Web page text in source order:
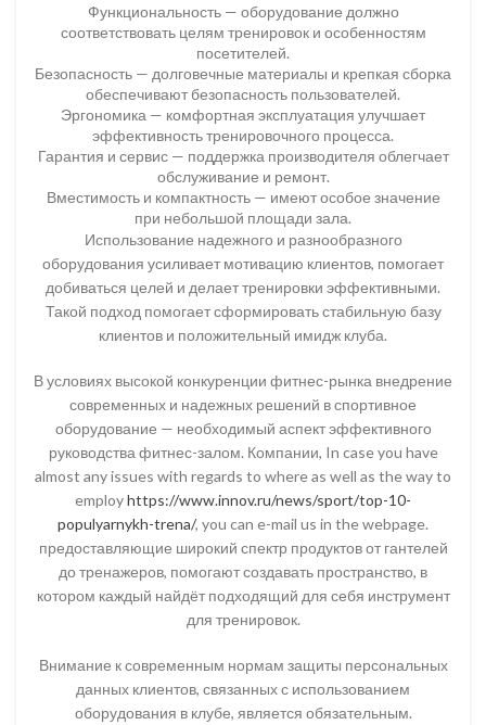
Функциональность — оборудование должно
соответствовать целям тренировок и особенностям
посетителей.
Безопасность — долговечные материалы и крепкая сборка
обеспечивают безопасность пользователей.
Эргономика — комфортная эксплуатация улучшает
эффективность тренировочного процесса.
Гарантия и сервис — поддержка производителя облегчает
обслуживание и ремонт.
Вместимость и компактность — имеют особое значение
при небольшой площади зала.
Использование надежного и разнообразного
оборудования усиливает мотивацию клиентов, помогает
добиваться целей и делает тренировки эффективными.
Такой подход помогает сформировать стабильную базу
клиентов и положительный имидж клуба.
В условиях высокой конкуренции фитнес-рынка внедрение
современных и надежных решений в спортивное
оборудование — необходимый аспект эффективного
руководства фитнес-залом. Компании, In case you have
almost any issues with regards to where as well as the way to
employhttps://www.innov.ru/news/sport/top-10-
populyarnykh-trena/, you can e-mail us in the webpage.
предоставляющие широкий спектр продуктов от гантелей
до тренажеров, помогают создавать пространство, в
котором каждый найдёт подходящий для себя инструмент
для тренировок.
Внимание к современным нормам защиты персональных
данных клиентов, связанных с использованием
оборудования в клубе, является обязательным.